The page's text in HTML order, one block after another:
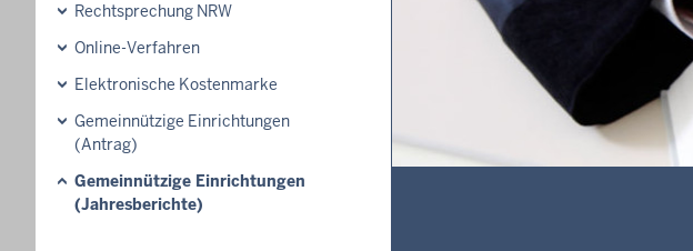
Rechtsprechung NRW
Online-Verfahren
Elektronische Kostenmarke
Gemeinnützige Einrichtungen
(Antrag)
Gemeinnützige Einrichtungen
(Jahresberichte)